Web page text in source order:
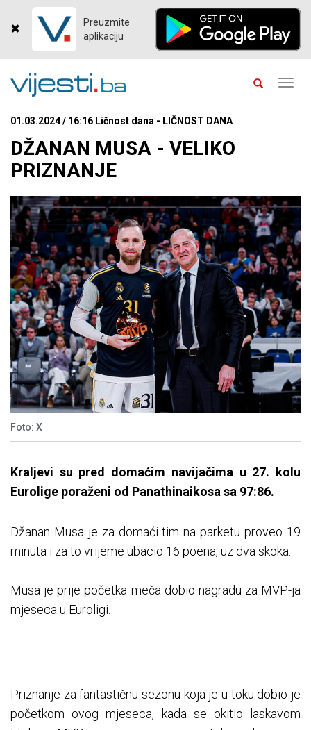
Preuzmite
aplikaciju
01.03.2024 / 16:16 Ličnost dana - LIČNOST DANA
DŽANAN MUSA - VELIKO
PRIZNANJE
Foto: X
Kraljevi su pred domaćim navijačima u 27. kolu
Eurolige poraženi od Panathinaikosa sa 97:86.
Džanan Musa je za domaći tim na parketu proveo 19
minuta i za to vrijeme ubacio 16 poena, uz dva skoka.
Musa je prije početka meča dobio nagradu za MVP-ja
mjeseca u Euroligi.
Priznanje za fantastičnu sezonu koja je u toku dobio je
početkom ovog mjeseca, kada se okitio laskavom